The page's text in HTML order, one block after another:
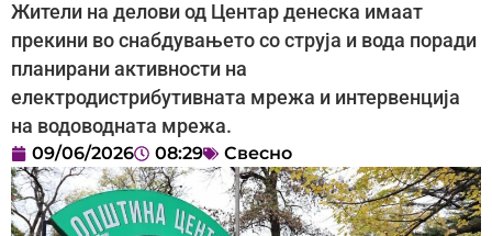
Жители на делови од Центар денеска имаат
прекини во снабдувањето со струја и вода поради
планирани активности на
електродистрибутивната мрежа и интервенција
на водоводната мрежа.
09/06/2026 08:29 Свесно